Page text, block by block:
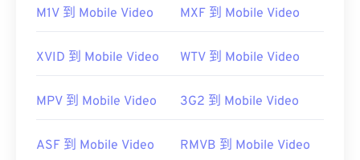
M1V 到 Mobile Video MXF 到 Mobile Video
XVID 到 Mobile Video WTV 到 Mobile Video
MPV 到 Mobile Video 3G2 到 Mobile Video
ASF 到 Mobile Video RMVB 到 Mobile Video